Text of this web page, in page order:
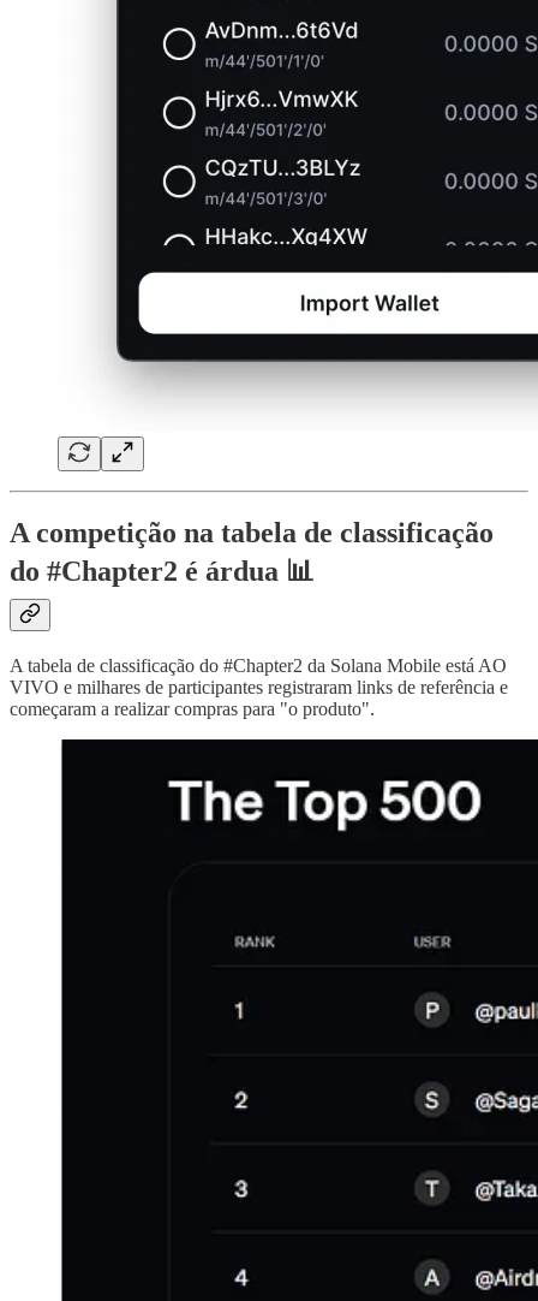
A competição na tabela de classificação
do #Chapter2 é árdua 📊
A tabela de classificação do #Chapter2 da Solana Mobile está AO
VIVO e milhares de participantes registraram links de referência e
começaram a realizar compras para "o produto".